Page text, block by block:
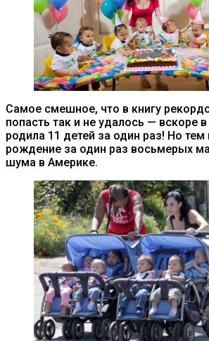
Самое смешное, что в книгу
попасть так и не удалось — вскоре
родила 11 детей за один раз! Но тем
рождение за один раз восьмерых
шума в Америке.